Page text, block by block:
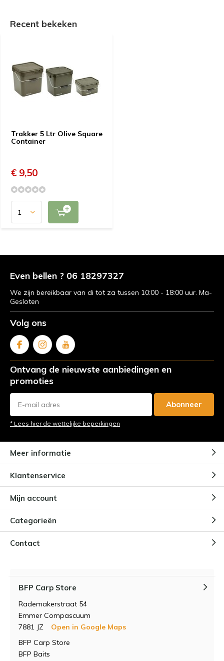
Recent bekeken
Trakker 5 Ltr Olive Square
Container
€ 9,50
Even bellen ? 06 18297327
We zijn bereikbaar van di tot za tussen 10:00 - 18:00 uur. Ma-
Gesloten
Volg ons
Ontvang de nieuwste aanbiedingen en
promoties
Abonneer
* Lees hier de wettelijke beperkingen
Meer informatie
Klantenservice
Mijn account
Categorieën
Contact
BFP Carp Store
Rademakerstraat 54
Emmer Compascuum
7881 JZ
Open in Google Maps
BFP Carp Store
BFP Baits